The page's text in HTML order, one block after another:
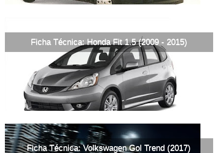
Ficha Técnica: Honda Fit 1.5 (2009 - 2015)
Ficha Técnica: Volkswagen Gol Trend (2017)